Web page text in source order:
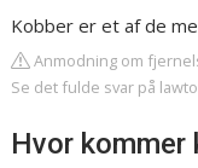
Kobber er et af de
Anmodning om
Se det fulde svar på
Hvor kommer